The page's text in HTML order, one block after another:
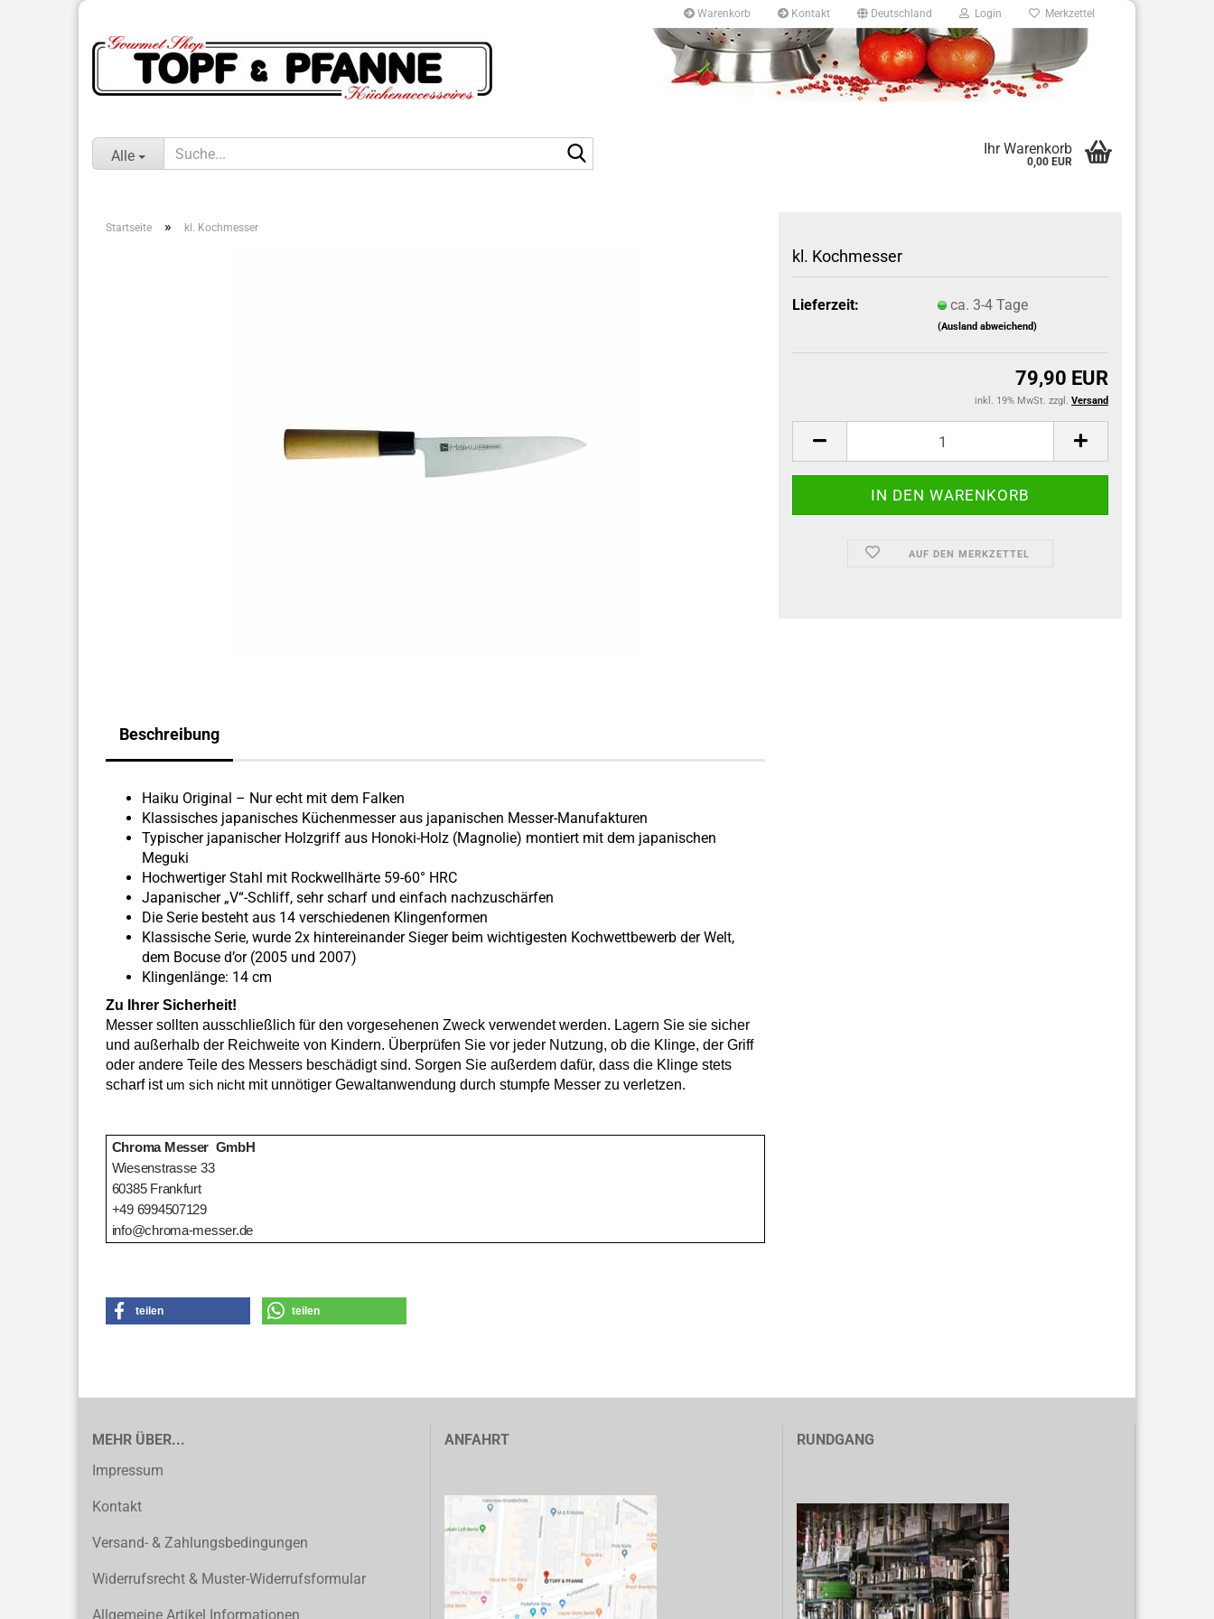
Warenkorb Kontakt Deutschland Login Merkzettel
Alle Ihr Warenkorb
0,00 EUR
Startseite » kl. Kochmesser
kl. Kochmesser
Lieferzeit: ca. 3-4 Tage
(Ausland abweichend)
79,90 EUR
inkl. 19% MwSt. zzgl. Versand
AUF DEN MERKZETTEL
Beschreibung
Haiku Original – Nur echt mit dem Falken
Klassisches japanisches Küchenmesser aus japanischen Messer-Manufakturen
Typischer japanischer Holzgriff aus Honoki-Holz (Magnolie) montiert mit dem japanischen
Meguki
Hochwertiger Stahl mit Rockwellhärte 59-60° HRC
Japanischer „V“-Schliff, sehr scharf und einfach nachzuschärfen
Die Serie besteht aus 14 verschiedenen Klingenformen
Klassische Serie, wurde 2x hintereinander Sieger beim wichtigesten Kochwettbewerb der Welt,
dem Bocuse d’or (2005 und 2007)
Klingenlänge: 14 cm
Zu Ihrer Sicherheit!
Messer sollten ausschließlich für den vorgesehenen Zweck verwendet werden. Lagern Sie sie sicher
und außerhalb der Reichweite von Kindern. Überprüfen Sie vor jeder Nutzung, ob die Klinge, der Griff
oder andere Teile des Messers beschädigt sind. Sorgen Sie außerdem dafür, dass die Klinge stets
scharf ist um sich nicht mit unnötiger Gewaltanwendung durch stumpfe Messer zu verletzen.
Chroma Messer GmbH
Wiesenstrasse 33
60385 Frankfurt
+49 6994507129
info@chroma-messer.de
teilen teilen
MEHR ÜBER...
Impressum
Kontakt
Versand- & Zahlungsbedingungen
Widerrufsrecht & Muster-Widerrufsformular
Allgemeine Artikel Informationen
ANFAHRT RUNDGANG